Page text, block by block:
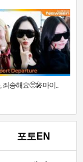
죄송해요🥺🎤마이..
포토EN